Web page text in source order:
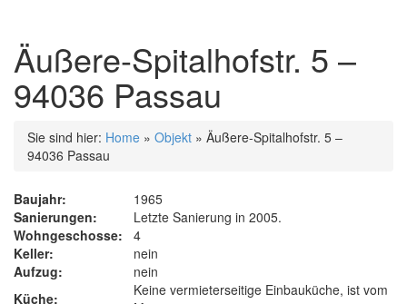
Äußere-Spitalhofstr. 5 –
94036 Passau
Sie sind hier: Home » Objekt » Äußere-Spitalhofstr. 5 –
94036 Passau
Baujahr:
1965
Sanierungen:
Letzte Sanierung in 2005.
Wohngeschosse:
4
Keller:
nein
Aufzug:
nein
Küche:
Keine vermieterseitige Einbauküche, ist vom